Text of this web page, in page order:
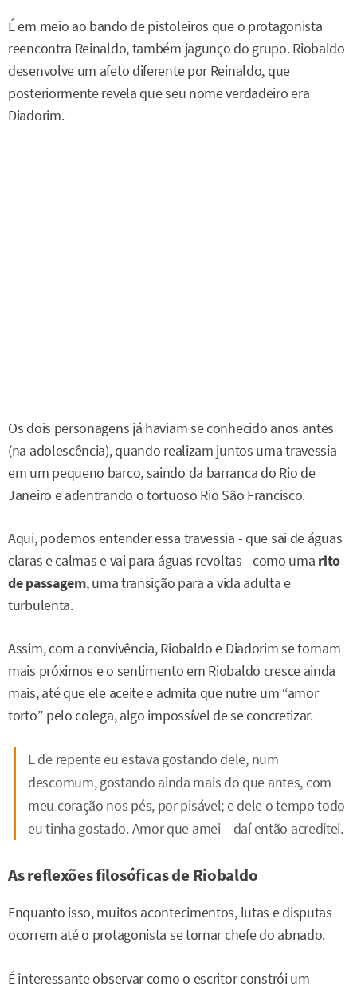
É em meio ao bando de pistoleiros que o protagonista
reencontra Reinaldo, também jagunço do grupo. Riobaldo
desenvolve um afeto diferente por Reinaldo, que
posteriormente revela que seu nome verdadeiro era
Diadorim.
Os dois personagens já haviam se conhecido anos antes
(na adolescência), quando realizam juntos uma travessia
em um pequeno barco, saindo da barranca do Rio de
Janeiro e adentrando o tortuoso Rio São Francisco.
Aqui, podemos entender essa travessia - que sai de águas
claras e calmas e vai para águas revoltas - como uma rito
de passagem, uma transição para a vida adulta e
turbulenta.
Assim, com a convivência, Riobaldo e Diadorim se tornam
mais próximos e o sentimento em Riobaldo cresce ainda
mais, até que ele aceite e admita que nutre um “amor
torto” pelo colega, algo impossível de se concretizar.
E de repente eu estava gostando dele, num
descomum, gostando ainda mais do que antes, com
meu coração nos pés, por pisável; e dele o tempo todo
eu tinha gostado. Amor que amei – daí então acreditei.
As reflexões filosóficas de Riobaldo
Enquanto isso, muitos acontecimentos, lutas e disputas
ocorrem até o protagonista se tornar chefe do abnado.
É interessante observar como o escritor constrói um